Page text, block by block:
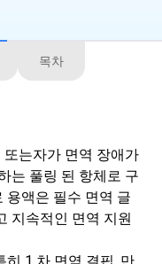
목차
는자가 면역 장애가
는 풀링 된 항체로 구
용액은 필수 면역 글
지속적인 면역 지원